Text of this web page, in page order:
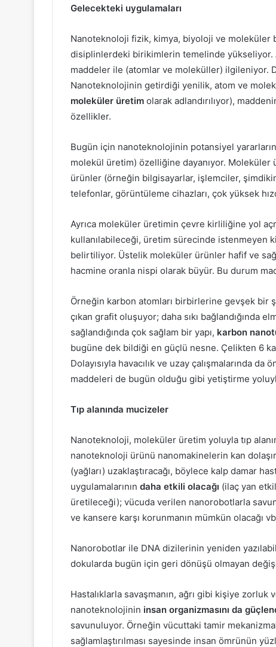
Gelecekteki uygulamaları
Nanoteknoloji fizik, kimya, biyoloji ve moleküler
disiplinlerdeki birikimlerin temelinde yükseliyor.
maddeler ile (atomlar ve moleküller) ilgileniyor.
Nanoteknolojinin getirdiği yenilik, atom ve
moleküler üretim olarak adlandırılıyor),
özellikler.
Bugün için nanoteknolojinin potansiyel
molekül üretim) özelliğine dayanıyor.
ürünler (örneğin bilgisayarlar, işlemciler,
telefonlar, görüntüleme cihazları, çok yüksek
Ayrıca moleküler üretimin çevre kirliliğine yol
kullanılabileceği, üretim sürecinde istenmeyen
belirtiliyor. Üstelik moleküler ürünler hafif ve
hacmine oranla nispi olarak büyür. Bu durum
Örneğin karbon atomları birbirlerine gevşek bir
çıkan grafit oluşuyor; daha sıkı bağlandığında
sağlandığında çok sağlam bir yapı, karbon
bugüne dek bildiği en güçlü nesne. Çelikten 6
Dolayısıyla havacılık ve uzay çalışmalarında
maddeleri de bugün olduğu gibi yetiştirme
Tıp alanında mucizeler
Nanoteknoloji, moleküler üretim yoluyla tıp
nanoteknoloji ürünü nanomakinelerin kan
(yağları) uzaklaştıracağı, böylece kalp damar
uygulamalarının daha etkili olacağı (ilaç yan
üretileceği); vücuda verilen nanorobotlarla
ve kansere karşı korunmanın mümkün olacağı
Nanorobotlar ile DNA dizilerinin yeniden
dokularda bugün için geri dönüşü olmayan
Hastalıklarla savaşmanın, ağrı gibi kişiye
nanoteknolojinin insan organizmasını da
savunuluyor. Örneğin vücuttaki tamir
sağlamlaştırılması sayesinde insan ömrünün